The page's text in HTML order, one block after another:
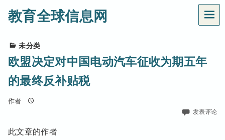
教育全球信息网
菜
单
未分类
欧盟决定对中国电动汽车征收为期五年
的最终反补贴税
作者
发表评论
此文章的作者